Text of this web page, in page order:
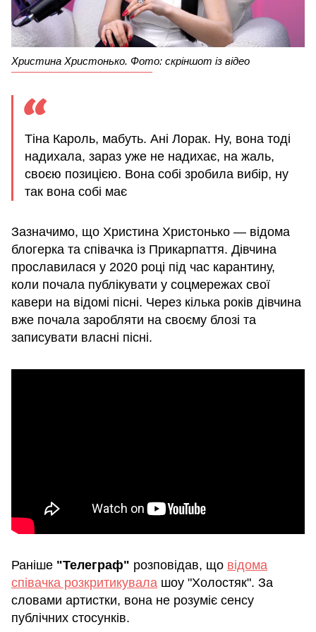
Христина Христонько. Фото: скріншот із відео
Тіна Кароль, мабуть. Ані Лорак. Ну, вона тоді
надихала, зараз уже не надихає, на жаль,
своєю позицією. Вона собі зробила вибір, ну
так вона собі має
Зазначимо, що Христина Христонько — відома
блогерка та співачка із Прикарпаття. Дівчина
прославилася у 2020 році під час карантину,
коли почала публікувати у соцмережах свої
кавери на відомі пісні. Через кілька років дівчина
вже почала заробляти на своєму блозі та
записувати власні пісні.
Раніше "Телеграф" розповідав, що відома
співачка розкритикувала шоу "Холостяк". За
словами артистки, вона не розуміє сенсу
публічних стосунків.